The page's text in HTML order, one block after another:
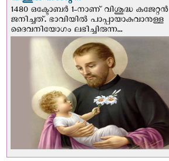
1480 ഒക്ടോബര്‍ 1-നാണ് വിശുദ്ധ കജേറ്റന്‍
ജനിച്ചത്. ഭാവിയില്‍ പാപ്പായാകുവാനുള്ള
ദൈവനിയോഗം ലഭിച്ചിരുന്ന...